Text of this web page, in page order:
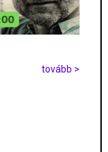
tovább >